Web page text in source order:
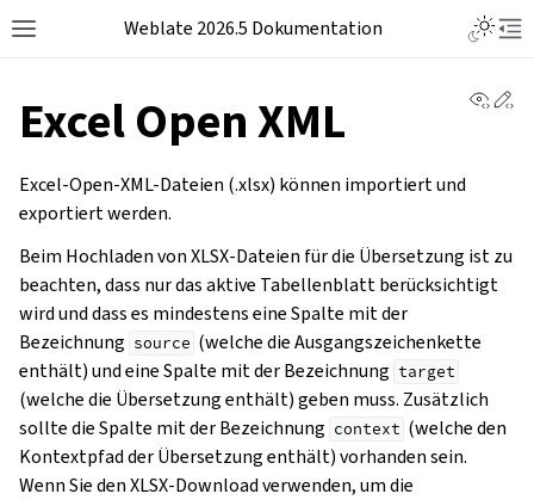
Weblate 2026.5 Dokumentation
Excel Open XML
Excel-Open-XML-Dateien (.xlsx) können importiert und
exportiert werden.
Beim Hochladen von XLSX-Dateien für die Übersetzung ist zu
beachten, dass nur das aktive Tabellenblatt berücksichtigt
wird und dass es mindestens eine Spalte mit der
Bezeichnung source (welche die Ausgangszeichenkette
enthält) und eine Spalte mit der Bezeichnung target
(welche die Übersetzung enthält) geben muss. Zusätzlich
sollte die Spalte mit der Bezeichnung context (welche den
Kontextpfad der Übersetzung enthält) vorhanden sein.
Wenn Sie den XLSX-Download verwenden, um die